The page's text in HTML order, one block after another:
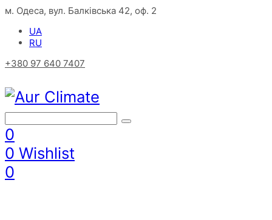
м. Одеса, вул. Балківська 42, оф. 2
UA
RU
+380 97 640 7407
0
0 Wishlist
0